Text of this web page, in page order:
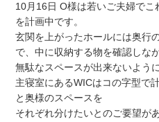
10月16日 O様は若いご夫婦で
を計画中です。
玄関を上がったホールには奥行
で、中に収納する物を確認しなが
無駄なスペースが出来ないよう
主寝室にあるWICはコの字型で
と奥様のスペースを
それぞれ分けたいとのご要望が